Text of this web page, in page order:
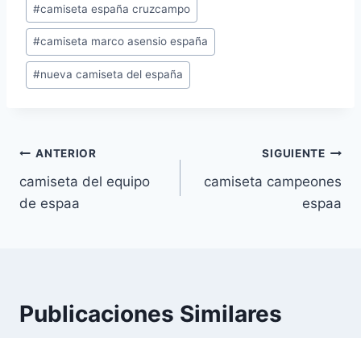
de
la
entrada:
#camiseta españa cruzcampo
#camiseta marco asensio españa
#nueva camiseta del españa
Navegación
de
ANTERIOR
camiseta del equipo
de espaa
SIGUIENTE
camiseta campeones
espaa
Publicaciones Similares